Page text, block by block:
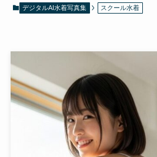
デジタルAI水着写真集 スクール水着